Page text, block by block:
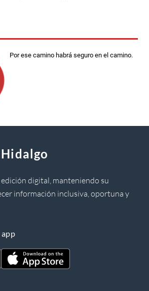
Por ese camino habrá seguro en el camino.
edición digital, manteniendo su
información inclusiva, oportuna y